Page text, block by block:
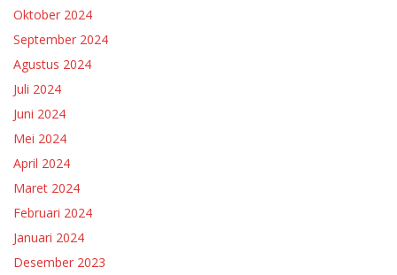
Oktober 2024
September 2024
Agustus 2024
Juli 2024
Juni 2024
Mei 2024
April 2024
Maret 2024
Februari 2024
Januari 2024
Desember 2023